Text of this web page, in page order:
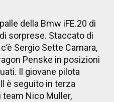
della Bmw iFE.20 di
sorprese. Staccato di
Sergio Sette Camara,
Penske in posizioni
Il giovane pilota
è seguito in terza
Nico Muller,